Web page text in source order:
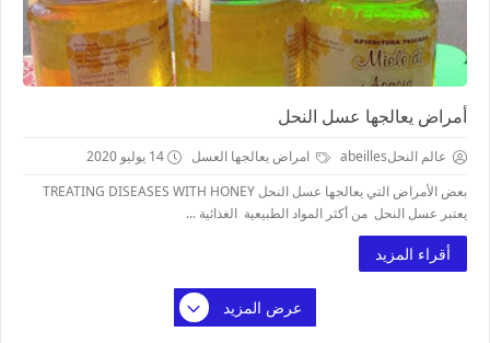
أمراض يعالجها عسل النحل
عالم النحلabeilles امراض يعالجها العسل
14 يوليو 2020
بعض الأمراض التي يعالجها عسل النحل TREATING DISEASES WITH HONEY
يعتبر عسل النحل من أكثر المواد الطبيعية الغذائية ...
أقراء المزيد
عرض المزيد